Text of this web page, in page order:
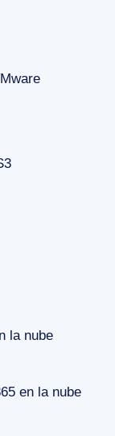
la nube
en la nube